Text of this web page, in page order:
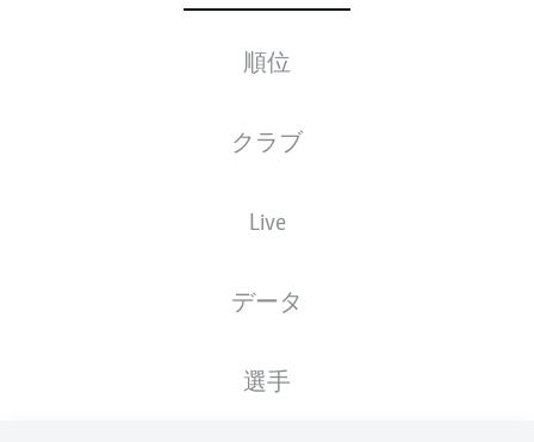
順位
クラブ
Live
データ
選手
スターティングメンバー
スターティングメンバーは試合開始の 60分前